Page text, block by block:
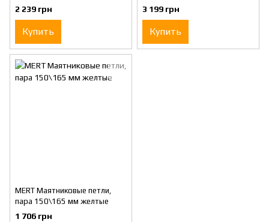
желтая*
2 239 грн
Купить
нержавеющая сталь*
3 199 грн
Купить
MERT Маятниковые петли,
пара 150\165 мм желтые
1 706 грн